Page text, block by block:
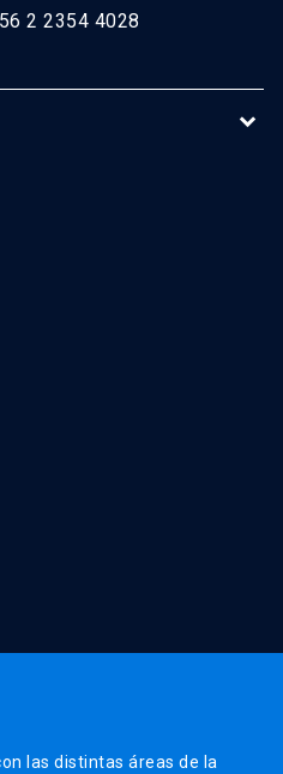
2 2354 4028
las distintas áreas de la